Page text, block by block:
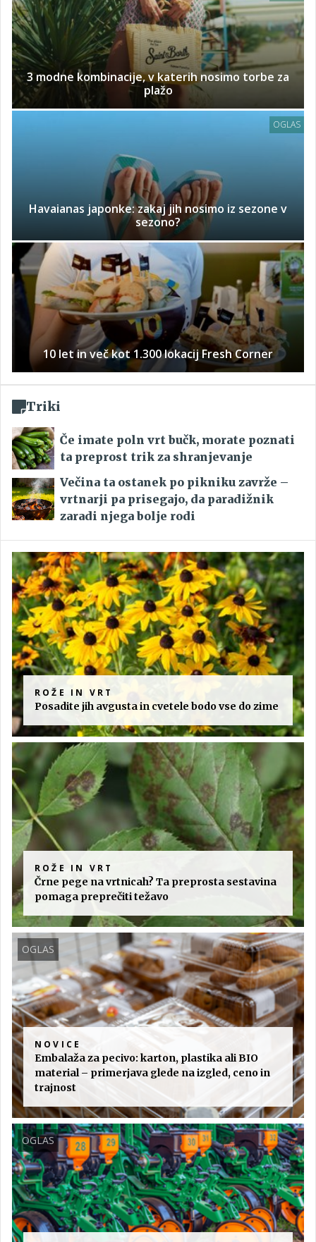
3 modne kombinacije, v katerih nosimo torbe za
plažo
OGLAS
Havaianas japonke: zakaj jih nosimo iz sezone v
sezono?
10 let in več kot 1.300 lokacij Fresh Corner
Triki
Če imate poln vrt bučk, morate poznati
ta preprost trik za shranjevanje
Večina ta ostanek po pikniku zavrže –
vrtnarji pa prisegajo, da paradižnik
zaradi njega bolje rodi
ROŽE IN VRT
Posadite jih avgusta in cvetele bodo vse do zime
ROŽE IN VRT
Črne pege na vrtnicah? Ta preprosta sestavina
pomaga preprečiti težavo
OGLAS
NOVICE
Embalaža za pecivo: karton, plastika ali BIO
material – primerjava glede na izgled, ceno in
trajnost
OGLAS